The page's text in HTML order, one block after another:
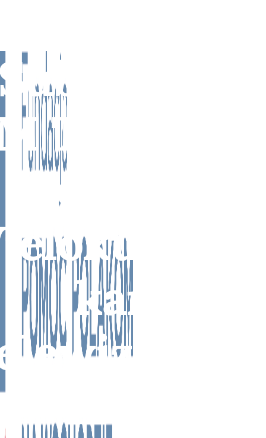
TV -
Media TV -
kanał
Litwie